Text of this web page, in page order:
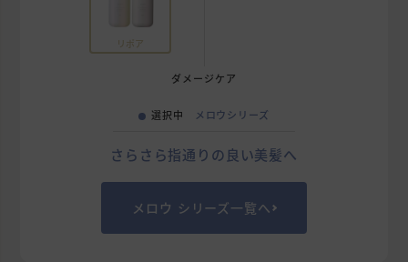
ダメージケア
リポア
選択中 メロウシリーズ
さらさら指通りの良い美髪へ
メロウ シリーズ一覧へ